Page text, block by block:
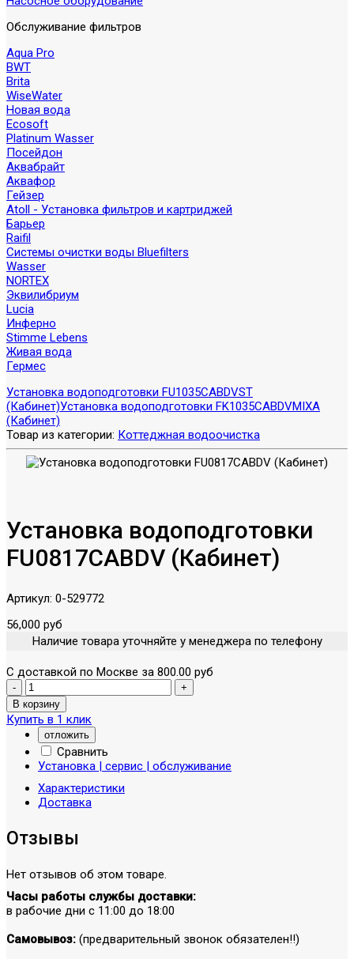
Обслуживание фильтров
Aqua Pro
BWT
Brita
WiseWater
Новая вода
Ecosoft
Platinum Wasser
Посейдон
Аквабрайт
Аквафор
Гейзер
Atoll - Установка фильтров и картриджей
Барьер
Raifil
Системы очистки воды Bluefilters
Wasser
NORTEX
Эквилибриум
Lucia
Инферно
Stimme Lebens
Живая вода
Гермес
Установка водоподготовки FU1035CABDVST
(Кабинет)Установка водоподготовки FK1035CABDVMIXA
(Кабинет)
Товар из категории: Коттеджная водоочистка
Установка водоподготовки
FU0817CABDV (Кабинет)
Артикул: 0-529772
56,000 руб
Наличие товара уточняйте у менеджера по телефону
С доставкой по Москве за 800.00 руб
Купить в 1 клик
отложить
Сравнить
Установка | сервис | обслуживание
Характеристики
Доставка
Отзывы
Нет отзывов об этом товаре.
Часы работы службы доставки:
в рабочие дни с 11:00 до 18:00
Самовывоз: (предварительный звонок обязателен!!)